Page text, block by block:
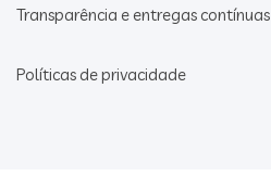
Transparência e entregas contínuas
Políticas de privacidade